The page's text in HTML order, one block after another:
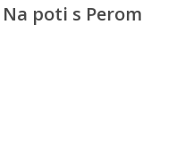
poti s Perom